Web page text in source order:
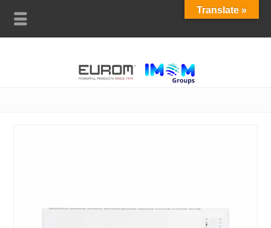
Translate »